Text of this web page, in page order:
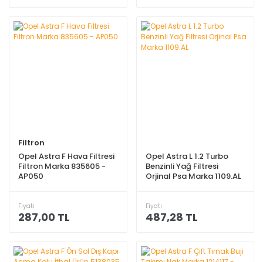
Filtron
Opel Astra F Hava Filtresi
Filtron Marka 835605 -
AP050
Fiyatı
287,00 TL
Opel Astra L 1.2 Turbo
Benzinli Yağ Filtresi
Orjinal Psa Marka 1109.AL
Fiyatı
487,28 TL